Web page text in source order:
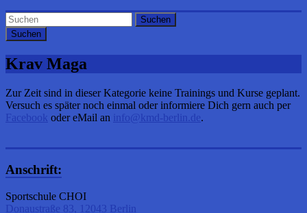
Suchen
Krav Maga
Zur Zeit sind in dieser Kategorie keine Trainings und Kurse geplant.
Versuch es später noch einmal oder informiere Dich gern auch per
Facebook oder eMail an info@kmd-berlin.de.
Anschrift:
Sportschule CHOI
Donaustraße 83, 12043 Berlin